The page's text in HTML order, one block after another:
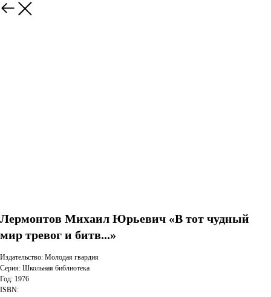
Лермонтов Михаил Юрьевич «В тот чудный
мир тревог и битв...»
Издательство: Молодая гвардия
Серия: Школьная библиотека
Год: 1976
ISBN: